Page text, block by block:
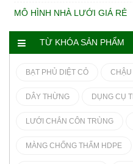
MÔ HÌNH NHÀ LƯỚI GIÁ RẺ
TỪ KHÓA SẢN PHẨM
BẠT PHỦ DIỆT CỎ CHẬU
DÂY THỪNG DỤNG CỤ
LƯỚI CHẮN CÔN TRÙNG
MÀNG CHỐNG THẤM HDPE